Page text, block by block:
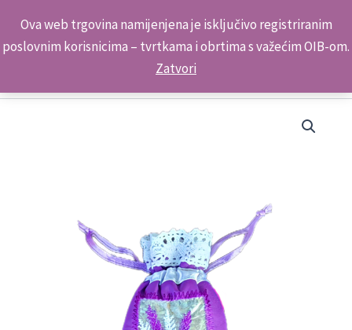
Ova web trgovina namijenjena je isključivo registriranim
poslovnim korisnicima – tvrtkama i obrtima s važećim OIB-om.
Zatvori
content
Kontakt telefon: +385 98 179 3891